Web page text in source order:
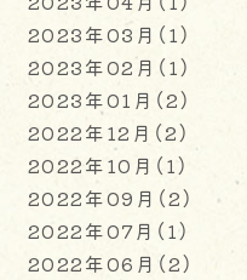
2023年03月（1）
2023年02月（1）
2023年01月（2）
2022年12月（2）
2022年10月（1）
2022年09月（2）
2022年07月（1）
2022年06月（2）